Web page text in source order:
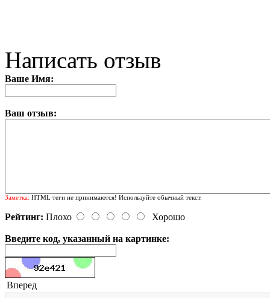
Написать отзыв
Ваше Имя:
Ваш отзыв:
Заметка: HTML теги не принимаются! Используйте обычный текст.
Рейтинг: Плохо Хорошо
Введите код, указанный на картинке:
Вперед